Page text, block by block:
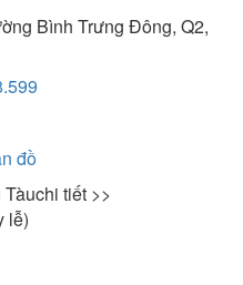
Bình Trưng Đông, Q2,
đồ
chi tiết >>
lễ)